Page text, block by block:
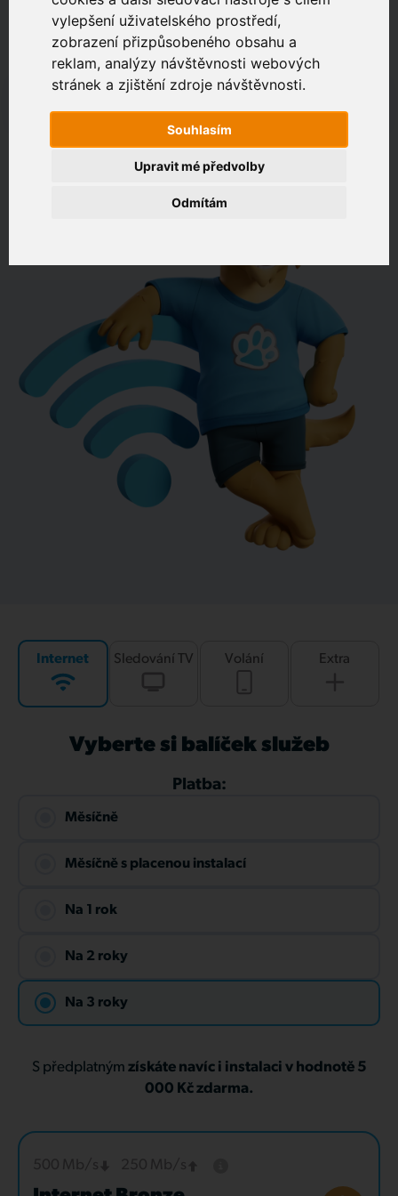
vylepšení uživatelského prostředí,
zobrazení přizpůsobeného obsahu a
reklam, analýzy návštěvnosti webových
stránek a zjištění zdroje návštěvnosti.
Souhlasím
Odmítám
Upravit mé předvolby
Zákaznický portál
Jak rychlé je připojení na vaší adrese?
Internet Sledování TV Volání Extra
Vyberte si balíček služeb
Platba:
Měsíčně
Měsíčně s placenou instalací
Na 1 rok
Na 2 roky
Na 3 roky
S předplatným získáte navíc i instalaci v hodnotě 5
000 Kč zdarma.